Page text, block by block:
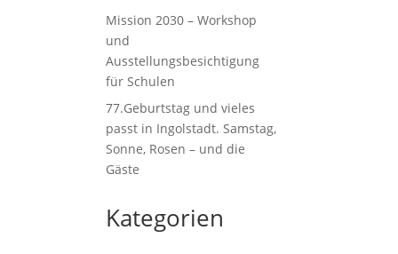
Mission 2030 – Workshop
und
Ausstellungsbesichtigung
für Schulen
77.Geburtstag und vieles
passt in Ingolstadt. Samstag,
Sonne, Rosen – und die
Gäste
Kategorien